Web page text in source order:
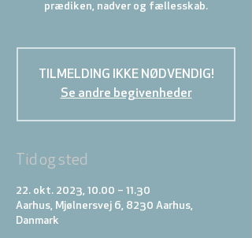
prædiken, nadver og fællesskab.
TILMELDING IKKE NØDVENDIG!
Se andre begivenheder
Tid og sted
22. okt. 2023, 10.00 – 11.30
Aarhus, Mjølnersvej 6, 8230 Aarhus,
Danmark